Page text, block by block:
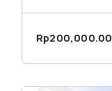
Rp200,000.00